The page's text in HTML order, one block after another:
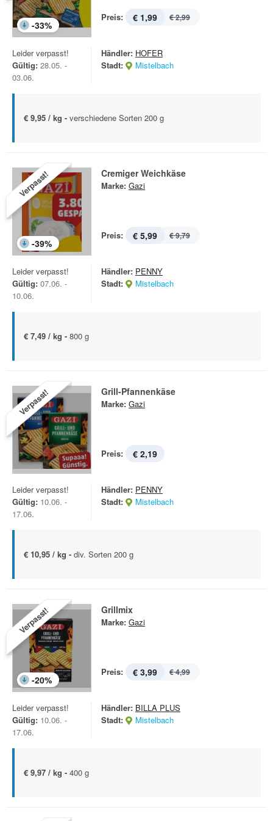
-33%
Preis: € 1,99 € 2,99
Leider verpasst!
Gültig: 28.05. -
03.06.
Händler: HOFER
Stadt:
Mistelbach
€ 9,95 / kg - verschiedene Sorten 200 g
Verpasst!
-39%
Cremiger Weichkäse
Marke: Gazi
Preis: € 5,99 € 9,79
Leider verpasst!
Gültig: 07.06. -
10.06.
Händler: PENNY
Stadt:
Mistelbach
€ 7,49 / kg - 800 g
Verpasst! Grill-Pfannenkäse
Marke: Gazi
Preis: € 2,19
Leider verpasst!
Gültig: 10.06. -
17.06.
Händler: PENNY
Stadt:
Mistelbach
€ 10,95 / kg - div. Sorten 200 g
Verpasst!
-20%
Grillmix
Marke: Gazi
Preis: € 3,99 € 4,99
Leider verpasst!
Gültig: 10.06. -
17.06.
Händler: BILLA PLUS
Stadt:
Mistelbach
€ 9,97 / kg - 400 g